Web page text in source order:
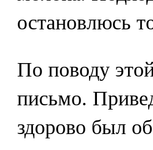
остановлюсь
По поводу
письмо.
здорово был